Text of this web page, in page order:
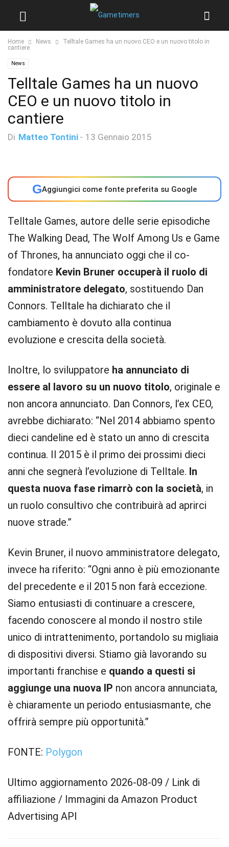
Home News
Telltale Games ha un nuovo CEO e un nuovo titolo in
cantiere
News
Telltale Games ha un nuovo
CEO e un nuovo titolo in
cantiere
Di Matteo Tontini - 13 Gennaio 2015
GAggiungici come fonte preferita su Google
Telltale Games, autore delle serie episodiche
The Walking Dead, The Wolf Among Us e Game
of Thrones, ha annunciato oggi che il co-
fondatore Kevin Bruner occuperà il ruolo di
amministratore delegato, sostituendo Dan
Connors. Telltale ha dichiarato che il
cambiamento è dovuto alla continua
evoluzione e crescita della società.
Inoltre, lo sviluppatore ha annunciato di
essere al lavoro su un nuovo titolo, originale e
non ancora annunciato. Dan Connors, l’ex CEO,
avrebbe dichiarato: “Nel 2014 abbiamo spento
dieci candeline ed è stato un anno di crescita
continua. Il 2015 è il primo dei prossimi dieci
anni che segnerà l’evoluzione di Telltale. In
questa nuova fase rimarrò con la società, in
un ruolo consultivo che contribuirà ad aprirci
nuove strade.”
Kevin Bruner, il nuovo amministratore delegato,
invece ha riferito: “Ogni anno è più emozionante
del precedente e il 2015 non farà eccezione.
Siamo entusiasti di continuare a crescere,
facendo conoscere al mondo il nostro stile
unico di intrattenimento, portandolo su migliaia
di dispositivi diversi. Stiamo già lavorando su
importanti franchise e quando a questi si
aggiunge una nuova IP non ancora annunciata,
è chiaramente un periodo entusiasmante, che
offrirà sempre più opportunità.”
FONTE: Polygon
Ultimo aggiornamento 2026-08-09 / Link di
affiliazione / Immagini da Amazon Product
Advertising API